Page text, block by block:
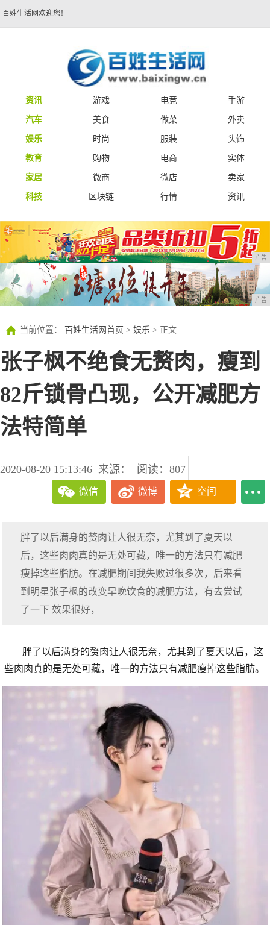
百姓生活网欢迎您！
资讯 游戏 电竞
手游
汽车
美食 做菜
外卖
娱乐
时尚 服装
头饰
教育
购物 电商
实体
家居
微商 微店
卖家
科技
区块链 行情 资讯
广告
广告
当前位置： 百姓生活网首页 > 娱乐 > 正文
张子枫不绝食无赘肉，瘦到
82斤锁骨凸现，公开减肥方
法特简单
2020-08-20 15:13:46 来源： 阅读：807
微信 微博 空间
胖了以后满身的赘肉让人很无奈，尤其到了夏天以
后，这些肉肉真的是无处可藏，唯一的方法只有减肥
瘦掉这些脂肪。在减肥期间我失败过很多次，后来看
到明星张子枫的改变早晚饮食的减肥方法，有去尝试
了一下 效果很好，
胖了以后满身的赘肉让人很无奈，尤其到了夏天以后，这
些肉肉真的是无处可藏，唯一的方法只有减肥瘦掉这些脂肪。